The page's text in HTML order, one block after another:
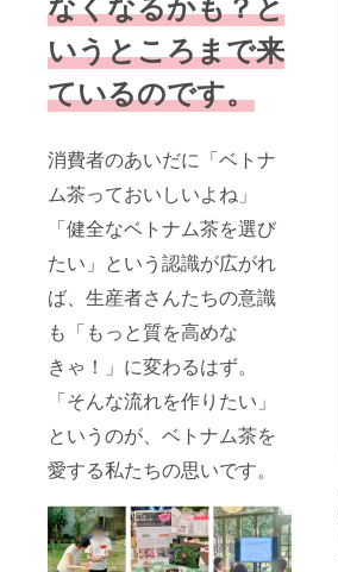
いうところまで来
ているのです。
消費者のあいだに「ベトナ
ム茶っておいしいよね」
「健全なベトナム茶を選び
たい」という認識が広がれ
ば、生産者さんたちの意識
も「もっと質を高めな
きゃ！」に変わるはず。
「そんな流れを作りたい」
というのが、ベトナム茶を
愛する私たちの思いです。